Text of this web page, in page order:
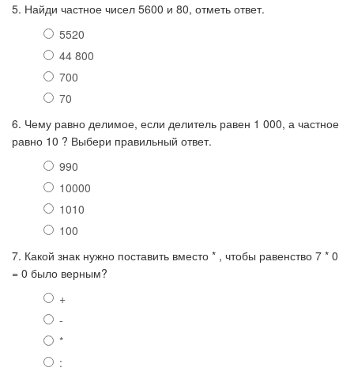
5. Найди частное чисел 5600 и 80, отметь ответ.
5520
44 800
700
70
6. Чему равно делимое, если делитель равен 1 000, а частное
равно 10 ? Выбери правильный ответ.
990
10000
1010
100
7. Какой знак нужно поставить вместо * , чтобы равенство 7 * 0
= 0 было верным?
+
-
*
: